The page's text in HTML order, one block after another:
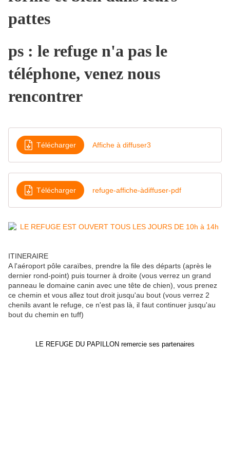
pattes
ps : le refuge n'a pas le
téléphone, venez nous
rencontrer
Télécharger Affiche à diffuser3
Télécharger refuge-affiche-àdiffuser-pdf
ITINERAIRE
A l'aéroport pôle caraïbes, prendre la file des départs (après le
dernier rond-point) puis tourner à droite (vous verrez un grand
panneau le domaine canin avec une tête de chien), vous prenez
ce chemin et vous allez tout droit jusqu'au bout (vous verrez 2
chenils avant le refuge, ce n'est pas là, il faut continuer jusqu'au
bout du chemin en tuff)
LE REFUGE DU PAPILLON remercie ses partenaires